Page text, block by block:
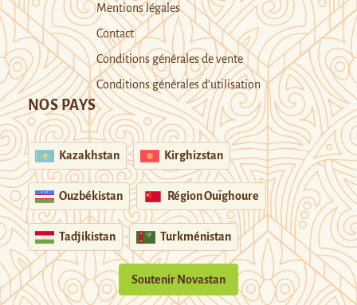
Mentions légales
Contact
Conditions générales de vente
Conditions générales d’utilisation
NOS PAYS
Kazakhstan Kirghizstan
Ouzbékistan Région Ouïghoure
Tadjikistan Turkménistan
Soutenir Novastan